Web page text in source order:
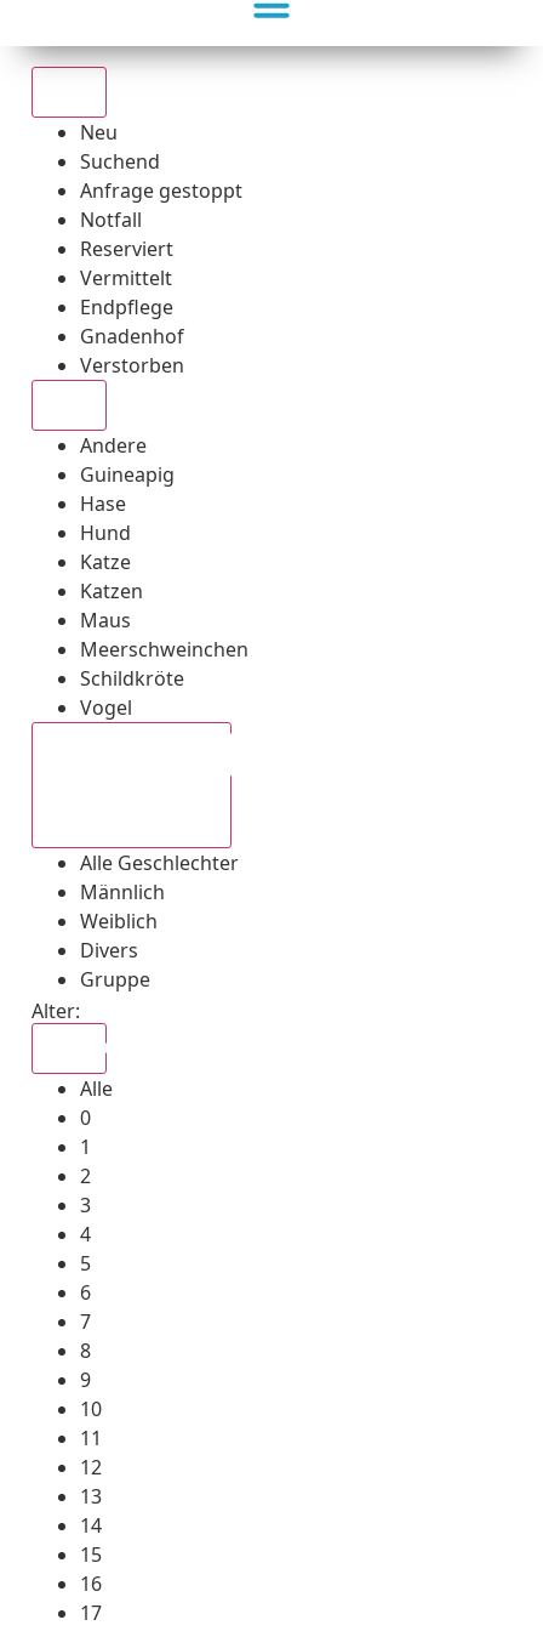
Neu
Suchend
Anfrage gestoppt
Notfall
Reserviert
Vermittelt
Endpflege
Gnadenhof
Verstorben
Andere
Guineapig
Hase
Hund
Katze
Katzen
Maus
Meerschweinchen
Schildkröte
Vogel
Alle Geschlechter
Männlich
Weiblich
Divers
Gruppe
Alter:
Alle
0
1
2
3
4
5
6
7
8
9
10
11
12
13
14
15
16
17